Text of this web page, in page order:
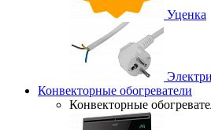
Уценка
Конвекторные обогреватели
Конвекторные